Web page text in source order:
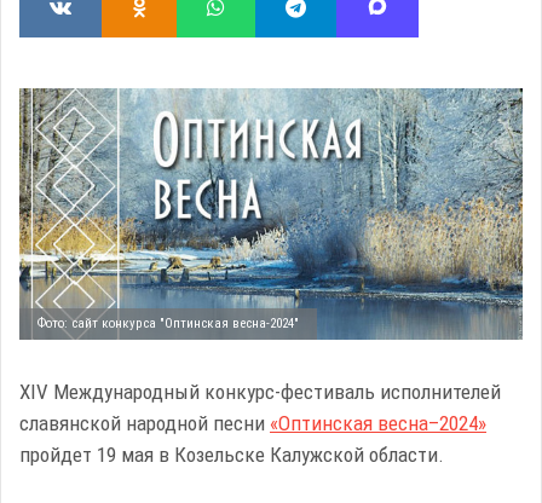
Фото: сайт конкурса "Оптинская весна-2024"
XIV Международный конкурс-фестиваль исполнителей
славянской народной песни «Оптинская весна–2024»
пройдет 19 мая в Козельске Калужской области.